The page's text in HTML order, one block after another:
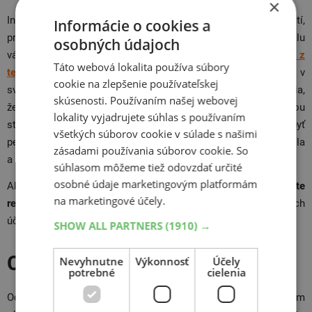
Investícia do kvalitného oblečenia na motocykel sa oplatí,
pretože pri páde chráni kožu pred odretím. S výberom materiálu
vám poradí článok
Oblečenie na motocykel z kože alebo z
textilu?
Odporúčame vám obstarať si oblečenie na motocykel v
svetlých farbách, najlepšie s reflexnými prvkami, ktoré zaistia,
že vás bude vidno lepšie než vašich kolegov, ktorých najväčšou
starosťou je byť na ceste „in“.Obuv na motocykel
musí byť
pevná, pohodlná, dobre padnúca a prispôsobená typu motocykla
a štýlu jazdy.
Ak jazdíte v šere, v zlom počasí alebo v noci,vždy používajte
reflexnú vestu. Chránite tým nielen seba, ale tiež ostatných
účastníkov cestnej premávky.
Chrániče na motocykel
Ochranné vybavenie na motocykel
dnes zoženiete v každom
×
Informácie o cookies a
osobných údajoch
Táto webová lokalita používa súbory
cookie na zlepšenie používateľskej
skúsenosti. Používaním našej webovej
lokality vyjadrujete súhlas s používaním
všetkých súborov cookie v súlade s našimi
zásadami používania súborov cookie. So
súhlasom môžeme tiež odovzdať určité
osobné údaje marketingovým platformám
na marketingové účely.
SHOW ALL PARTNERS(1910) →
Nevyhnutne
potrebné
Výkonnosť
Účely
cielenia